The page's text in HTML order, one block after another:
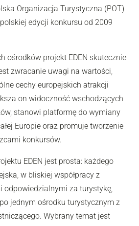
Organizacja Turystyczna (POT)
edycji konkursu od 2009
ośrodków projekt EDEN skutecznie
zwracanie uwagi na wartości,
cechy europejskich atrakcji
on widoczność wschodzących
stanowi platformę do wymiany
Europie oraz promuje tworzenie
konkursów.
EDEN jest prosta: każdego
w bliskiej współpracy z
odpowiedzialnymi za turystykę,
jednym ośrodku turystycznym z
Wybrany temat jest